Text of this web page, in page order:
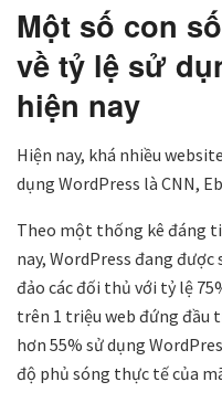
Một số con
về tỷ lệ sử
hiện nay
Hiện nay, khá nhiều
dụng WordPress là CNN,
Theo một thống kê đáng
nay, WordPress đang
đảo các đối thủ với tỷ lệ
trên 1 triệu web đứng đầu
hơn 55% sử dụng
độ phủ sóng thực tế của